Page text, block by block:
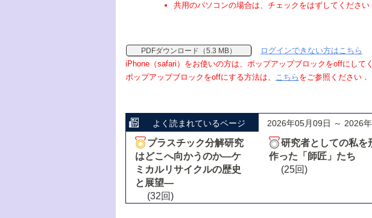
共用のパソコンの場合は、チェックをはずしてください
PDFダウンロード（5.3 MB）
ログインできない方はこちら
iPhone（safari）をお使いの方は、ポップアップブロックをoffにして
ポップアップブロックをoffにする方法は、 こちら をご参照ください．
よく読まれているページ 2026年05月09日 ～ 2026
プラスチック分解研究
はどこへ向かうのか―ケ
ミカルリサイクルの歴史
と展望―
(32回)
研究者としての私を
作った「師匠」たち
(25回)